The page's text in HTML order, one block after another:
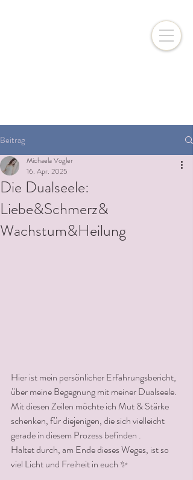
Beitrag
Die Dualseele:
Liebe&Schmerz&
Wachstum&Heilung
Michaela Vogler
16. Apr. 2025
Hier ist mein persönlicher Erfahrungsbericht,
über meine Begegnung mit meiner Dualseele.
Mit diesen Zeilen möchte ich Mut & Stärke
schenken, für diejenigen, die sich vielleicht
gerade in diesem Prozess befinden .
Haltet durch, am Ende dieses Weges, ist so
viel Licht und Freiheit in euch ✨